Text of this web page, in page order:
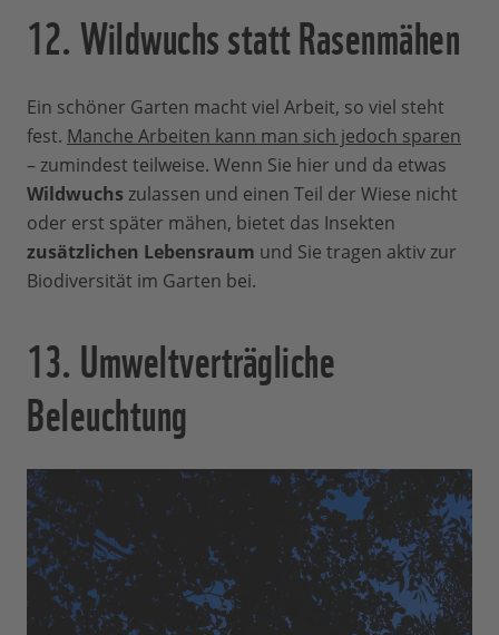
12. Wildwuchs statt Rasenmähen
Ein schöner Garten macht viel Arbeit, so viel steht
fest. Manche Arbeiten kann man sich jedoch sparen
– zumindest teilweise. Wenn Sie hier und da etwas
Wildwuchs zulassen und einen Teil der Wiese nicht
oder erst später mähen, bietet das Insekten
zusätzlichen Lebensraum und Sie tragen aktiv zur
Biodiversität im Garten bei.
13. Umweltverträgliche
Beleuchtung